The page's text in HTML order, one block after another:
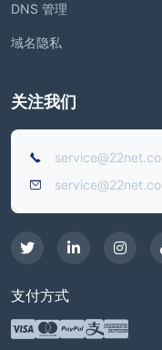
DNS 管理
域名隐私
关注我们
支付方式